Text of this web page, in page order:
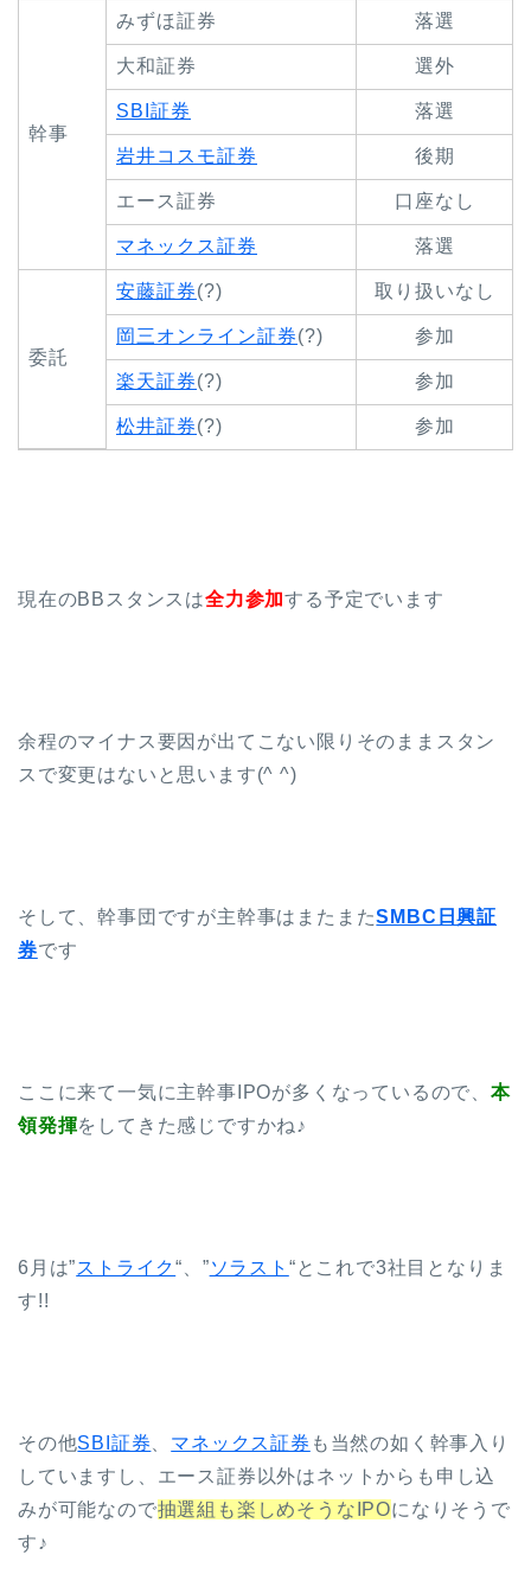
幹事
みずほ証券 落選
大和証券 選外
SBI証券 落選
岩井コスモ証券 後期
エース証券 口座なし
マネックス証券 落選
委託
安藤証券(?) 取り扱いなし
岡三オンライン証券(?) 参加
楽天証券(?) 参加
松井証券(?) 参加
現在のBBスタンスは全力参加する予定でいます
余程のマイナス要因が出てこない限りそのままスタン
スで変更はないと思います(^ ^)
そして、幹事団ですが主幹事はまたまたSMBC日興証
券です
ここに来て一気に主幹事IPOが多くなっているので、 本
領発揮をしてきた感じですかね♪
6月は”ストライク“、”ソラスト “とこれで3社目となりま
す!!
その他SBI証券 マネックス証券 も当然の如く幹事入り
していますし、エース証券以外はネットからも申し込
みが可能なので抽選組も楽しめそうなIPOになりそうで
す♪